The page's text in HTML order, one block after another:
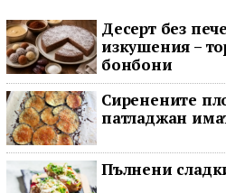
Десерт без
изкушения –
бонбони
Сиренените
патладжан
Пълнени